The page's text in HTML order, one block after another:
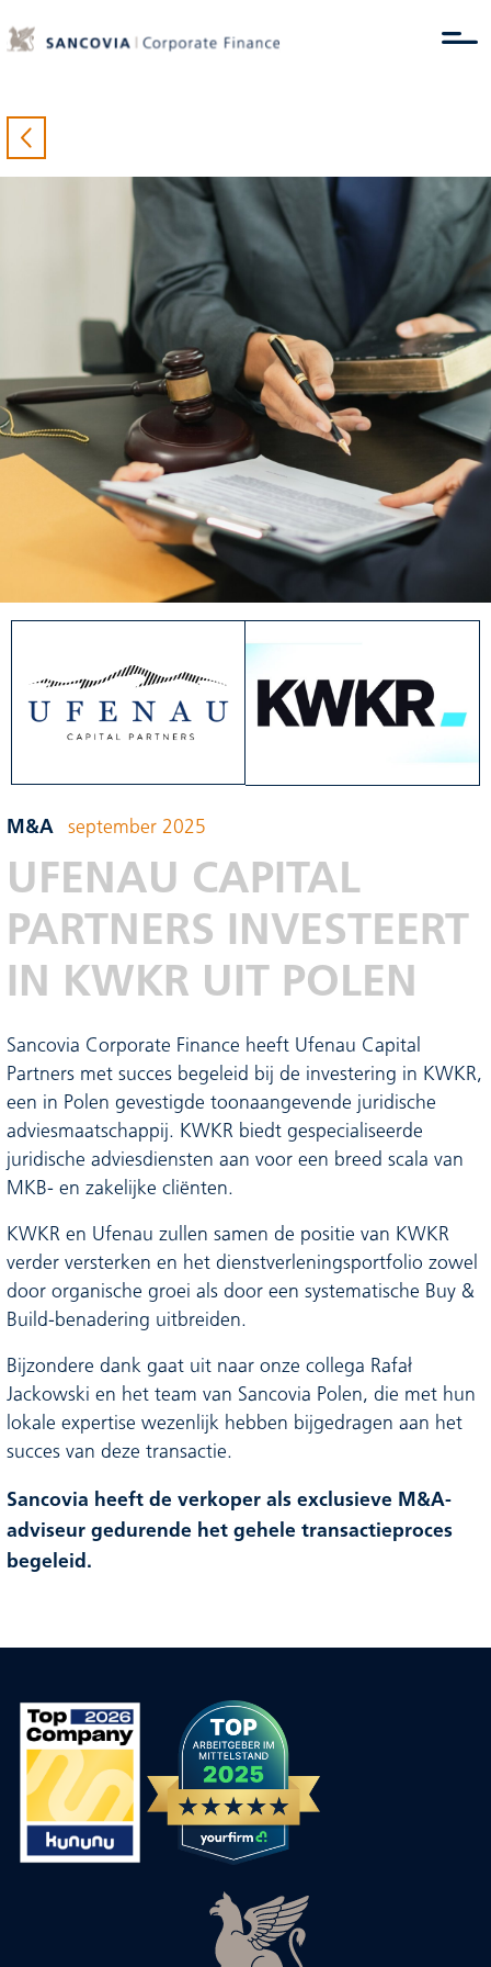
M&A september 2025
UFENAU CAPITAL
PARTNERS INVESTEERT
IN KWKR UIT POLEN
Sancovia Corporate Finance heeft Ufenau Capital
Partners met succes begeleid bij de investering in KWKR,
een in Polen gevestigde toonaangevende juridische
adviesmaatschappij. KWKR biedt gespecialiseerde
juridische adviesdiensten aan voor een breed scala van
MKB- en zakelijke cliënten.
KWKR en Ufenau zullen samen de positie van KWKR
verder versterken en het dienstverleningsportfolio zowel
door organische groei als door een systematische Buy &
Build-benadering uitbreiden.
Bijzondere dank gaat uit naar onze collega Rafał
Jackowski en het team van Sancovia Polen, die met hun
lokale expertise wezenlijk hebben bijgedragen aan het
succes van deze transactie.
Sancovia heeft de verkoper als exclusieve M&A-
adviseur gedurende het gehele transactieproces
begeleid.